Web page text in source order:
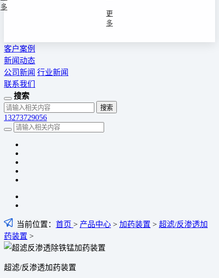
多
更
多
客户案例
新闻动态
公司新闻 行业新闻
联系我们
搜索
13273729056
当前位置： 首页 > 产品中心 > 加药装置 > 超滤/反渗透加
药装置 >
超滤/反渗透加药装置